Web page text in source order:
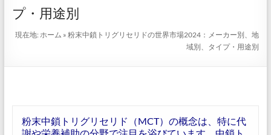
プ・用途別
現在地:ホーム »粉末中鎖トリグリセリドの世界市場2024：メーカー別、地
域別、タイプ・用途別
粉末中鎖トリグリセリド（MCT）の概念は、特に代